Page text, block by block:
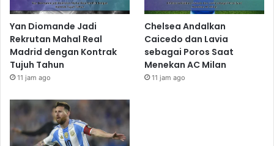
Yan Diomande Jadi
Rekrutan Mahal Real
Madrid dengan Kontrak
Tujuh Tahun
11 jam ago
Chelsea Andalkan
Caicedo dan Lavia
sebagai Poros Saat
Menekan AC Milan
11 jam ago